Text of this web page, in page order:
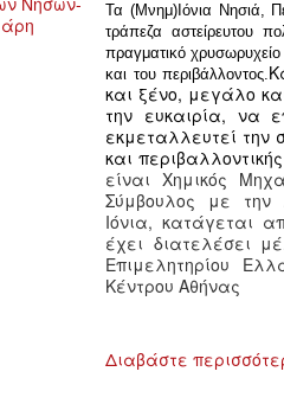
Τα (Μνημ)Ιόνια Νησιά,
τράπεζα αστείρευτου
πραγματικό
και του περιβάλλοντος.
και ξένο, μεγάλο
την ευκαιρία, να
εκμεταλλευτεί την
και
είναι Χημικός
Σύμβουλος με την
Ιόνια, κατάγεται
έχει διατελέσει
Επιμελητηρίου
Κέντρου Αθήνας
Διαβάστε